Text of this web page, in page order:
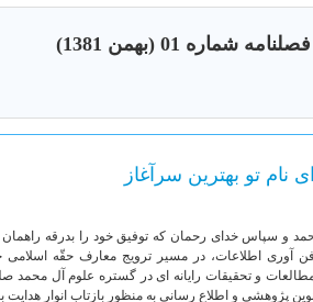
فصلنامه شماره 01 (بهمن 1381)
ای نام تو بهترین سرآغاز
و سپاس خدای رحمان که توفیق خود را بدرقه
فن آوری اطلاعات، در مسیر ترویج معارف حقّه اسلامی
و تحقیقات رایانه ای در گستره علوم آل محمد
پژوهشی و اطلاع رسانی به منظور بازتاب انوار